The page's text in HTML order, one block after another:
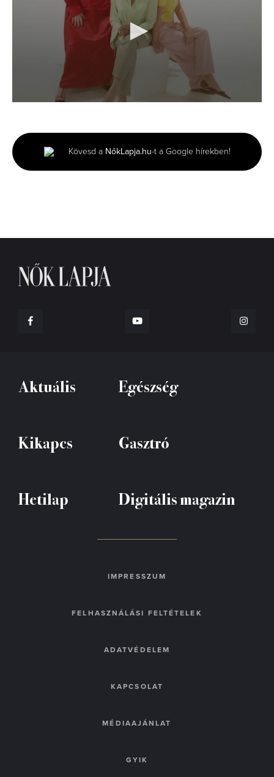
47
seconds
Kövesd a NőkLapja.hu-t a Google hírekben!
Aktuális Egészség
Kikapcs Gasztró
Hetilap Digitális magazin
IMPRESSZUM
FELHASZNÁLÁSI FELTÉTELEK
ADATVÉDELEM
KAPCSOLAT
MÉDIAAJÁNLAT
GYIK